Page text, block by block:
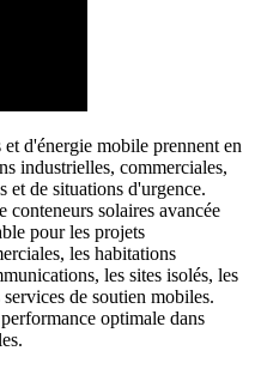
d'énergie mobile prennent en
industrielles, commerciales,
et de situations d'urgence.
solaires avancée
pour les projets
les habitations
les sites isolés, les
de soutien mobiles.
optimale dans